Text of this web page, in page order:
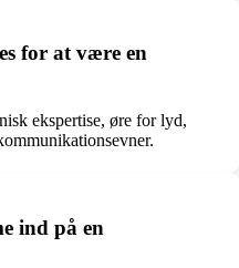
for at være en
ekspertise, øre for lyd,
ind på en